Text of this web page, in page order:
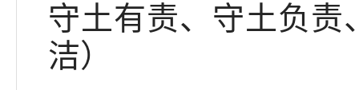
守土有责、守土负责
洁）